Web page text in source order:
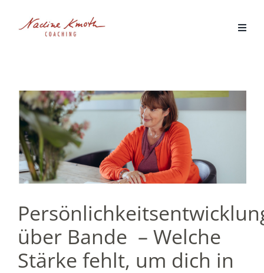
über Bande – Welche
Stärke fehlt, um dich in